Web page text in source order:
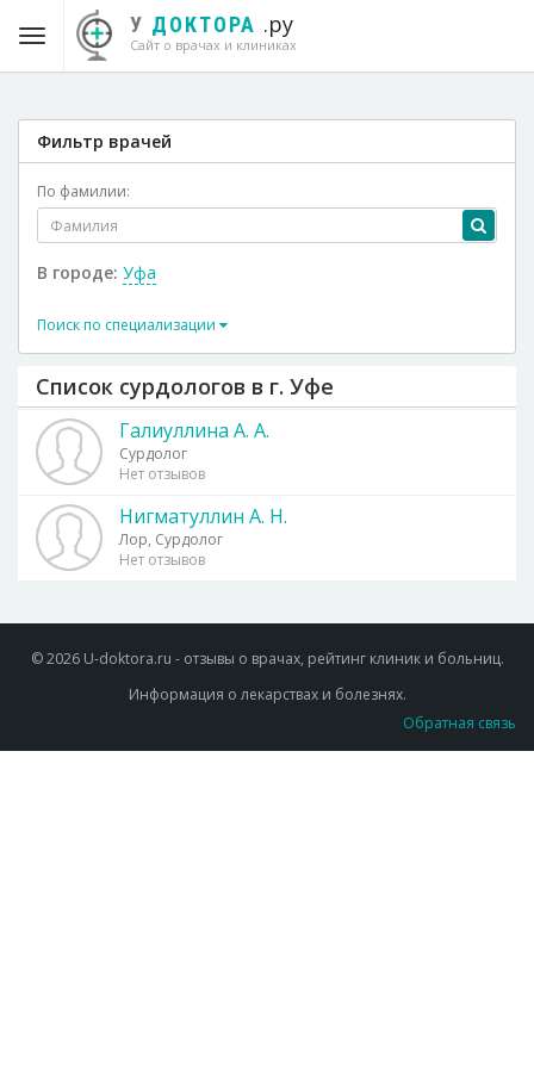
У ДОКТОРА .ру
Сайт о врачах и клиниках
Фильтр врачей
По фамилии:
В городе: Уфа
Поиск по специализации
Список сурдологов в г. Уфе
Галиуллина А. А.
Сурдолог
Нет отзывов
Нигматуллин А. Н.
Лор, Сурдолог
Нет отзывов
© 2026 U-doktora.ru - отзывы о врачах, рейтинг клиник и больниц.
Информация о лекарствах и болезнях.
Обратная связь